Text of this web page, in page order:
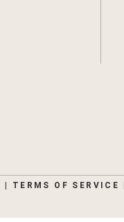
TERMS OF SERVICE